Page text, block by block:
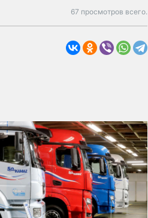
67 просмотров всего.